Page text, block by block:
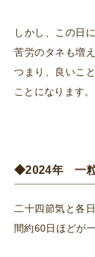
しかし、この日
苦労のタネも増
つまり、良いこ
ことになります。
◆2024年 一粒
二十四節気と各
間約60日ほどが